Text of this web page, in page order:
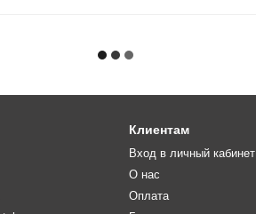
Клиентам
Вход в личный кабинет
О нас
Оплата